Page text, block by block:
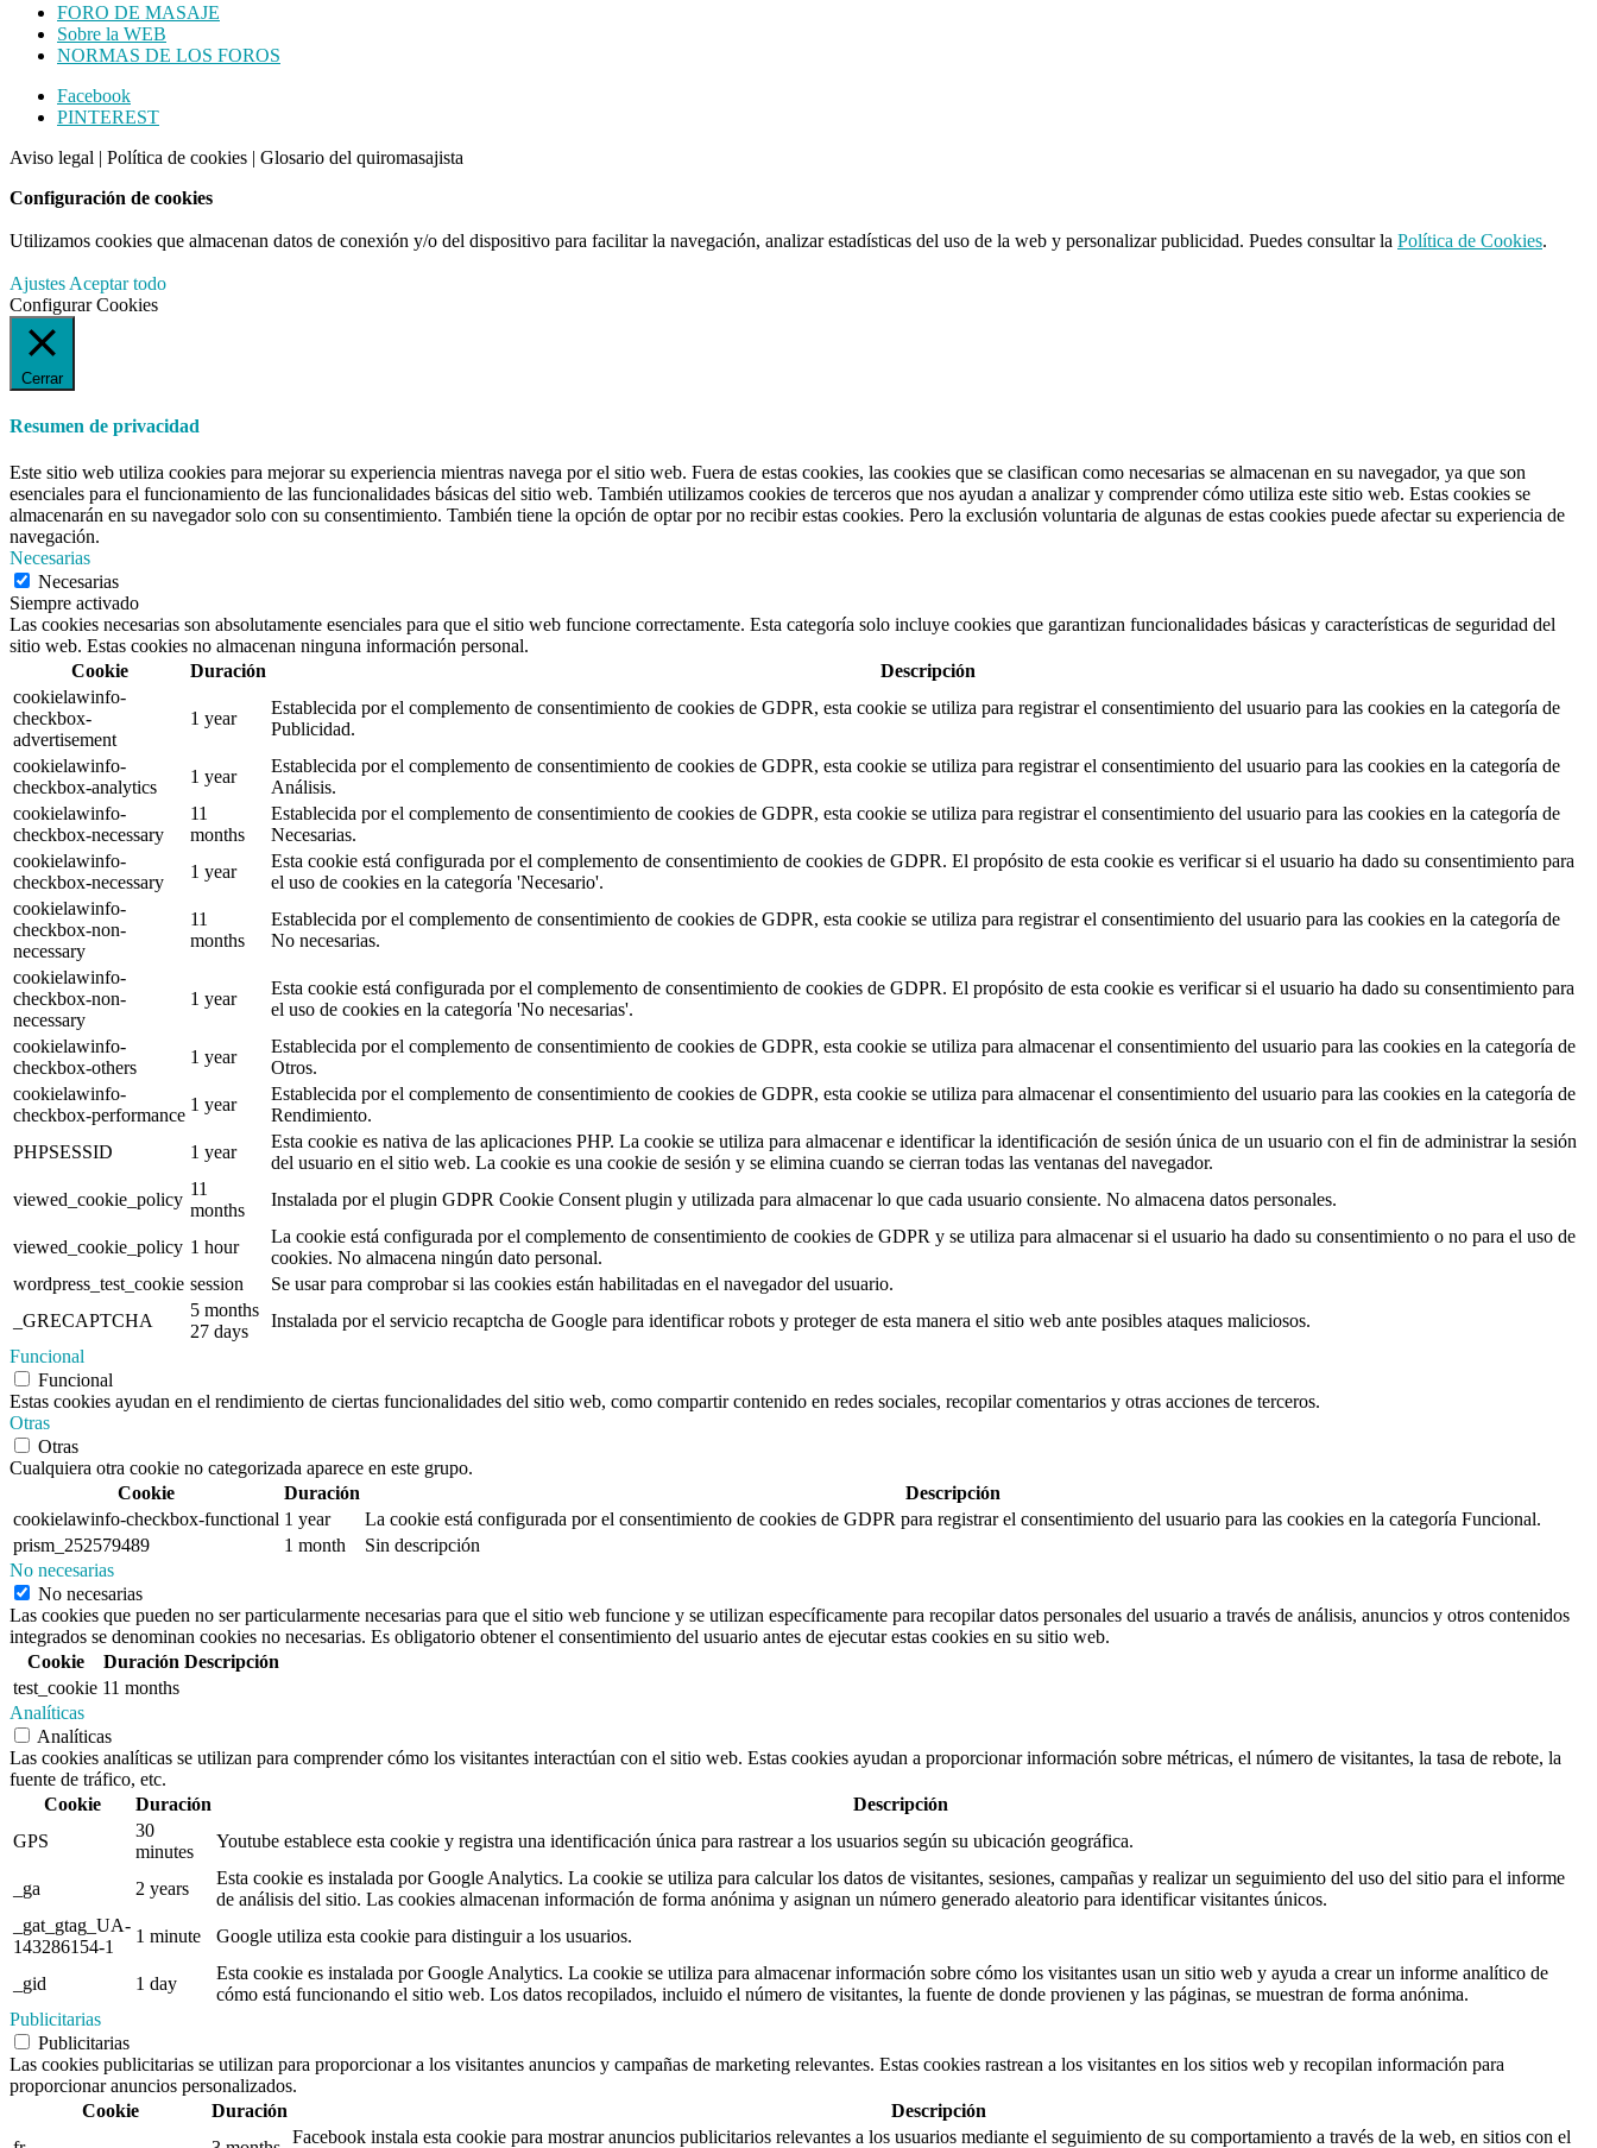
FORO DE MASAJE
Sobre la WEB
NORMAS DE LOS FOROS
Footer
CTA
Facebook
PINTEREST
Aviso legal | Política de cookies | Glosario del quiromasajista
Configuración de cookies
Utilizamos cookies que almacenan datos de conexión y/o del dispositivo para facilitar la navegación, analizar estadísticas del uso de la web y personalizar publicidad. Puedes consultar la Política de Cookies.
Ajustes Aceptar todo
Configurar Cookies
Cerrar
Resumen de privacidad
Este sitio web utiliza cookies para mejorar su experiencia mientras navega por el sitio web. Fuera de estas cookies, las cookies que se clasifican como necesarias se almacenan en su navegador, ya que son
esenciales para el funcionamiento de las funcionalidades básicas del sitio web. También utilizamos cookies de terceros que nos ayudan a analizar y comprender cómo utiliza este sitio web. Estas cookies se
almacenarán en su navegador solo con su consentimiento. También tiene la opción de optar por no recibir estas cookies. Pero la exclusión voluntaria de algunas de estas cookies puede afectar su experiencia de
navegación.
Necesarias
Necesarias
Siempre activado
Las cookies necesarias son absolutamente esenciales para que el sitio web funcione correctamente. Esta categoría solo incluye cookies que garantizan funcionalidades básicas y características de seguridad del
sitio web. Estas cookies no almacenan ninguna información personal.
Cookie
Duración
Descripción
cookielawinfo-
checkbox-
advertisement
1 year
Establecida por el complemento de consentimiento de cookies de GDPR, esta cookie se utiliza para registrar el consentimiento del usuario para las cookies en la categoría de
Publicidad.
cookielawinfo-
checkbox-analytics
1 year
Establecida por el complemento de consentimiento de cookies de GDPR, esta cookie se utiliza para registrar el consentimiento del usuario para las cookies en la categoría de
Análisis.
cookielawinfo-
checkbox-necessary
11
months
Establecida por el complemento de consentimiento de cookies de GDPR, esta cookie se utiliza para registrar el consentimiento del usuario para las cookies en la categoría de
Necesarias.
cookielawinfo-
checkbox-necessary
1 year
Esta cookie está configurada por el complemento de consentimiento de cookies de GDPR. El propósito de esta cookie es verificar si el usuario ha dado su consentimiento para
el uso de cookies en la categoría 'Necesario'.
cookielawinfo-
checkbox-non-
necessary
11
months
Establecida por el complemento de consentimiento de cookies de GDPR, esta cookie se utiliza para registrar el consentimiento del usuario para las cookies en la categoría de
No necesarias.
cookielawinfo-
checkbox-non-
necessary
1 year
Esta cookie está configurada por el complemento de consentimiento de cookies de GDPR. El propósito de esta cookie es verificar si el usuario ha dado su consentimiento para
el uso de cookies en la categoría 'No necesarias'.
cookielawinfo-
checkbox-others
1 year
Establecida por el complemento de consentimiento de cookies de GDPR, esta cookie se utiliza para almacenar el consentimiento del usuario para las cookies en la categoría de
Otros.
cookielawinfo-
checkbox-performance
1 year
Establecida por el complemento de consentimiento de cookies de GDPR, esta cookie se utiliza para almacenar el consentimiento del usuario para las cookies en la categoría de
Rendimiento.
PHPSESSID
1 year
Esta cookie es nativa de las aplicaciones PHP. La cookie se utiliza para almacenar e identificar la identificación de sesión única de un usuario con el fin de administrar la sesión
del usuario en el sitio web. La cookie es una cookie de sesión y se elimina cuando se cierran todas las ventanas del navegador.
viewed_cookie_policy
11
months
Instalada por el plugin GDPR Cookie Consent plugin y utilizada para almacenar lo que cada usuario consiente. No almacena datos personales.
viewed_cookie_policy 1 hour
La cookie está configurada por el complemento de consentimiento de cookies de GDPR y se utiliza para almacenar si el usuario ha dado su consentimiento o no para el uso de
cookies. No almacena ningún dato personal.
wordpress_test_cookie session
Se usar para comprobar si las cookies están habilitadas en el navegador del usuario.
_GRECAPTCHA
5 months
27 days
Instalada por el servicio recaptcha de Google para identificar robots y proteger de esta manera el sitio web ante posibles ataques maliciosos.
Funcional
Funcional
Estas cookies ayudan en el rendimiento de ciertas funcionalidades del sitio web, como compartir contenido en redes sociales, recopilar comentarios y otras acciones de terceros.
Otras
Otras
Cualquiera otra cookie no categorizada aparece en este grupo.
Cookie
Duración
Descripción
cookielawinfo-checkbox-functional 1 year
La cookie está configurada por el consentimiento de cookies de GDPR para registrar el consentimiento del usuario para las cookies en la categoría Funcional.
prism_252579489
1 month
Sin descripción
No necesarias
No necesarias
Las cookies que pueden no ser particularmente necesarias para que el sitio web funcione y se utilizan específicamente para recopilar datos personales del usuario a través de análisis, anuncios y otros contenidos
integrados se denominan cookies no necesarias. Es obligatorio obtener el consentimiento del usuario antes de ejecutar estas cookies en su sitio web.
Cookie
Duración Descripción
test_cookie 11 months
Analíticas
Analíticas
Las cookies analíticas se utilizan para comprender cómo los visitantes interactúan con el sitio web. Estas cookies ayudan a proporcionar información sobre métricas, el número de visitantes, la tasa de rebote, la
fuente de tráfico, etc.
Cookie
Duración
Descripción
GPS
30
minutes
Youtube establece esta cookie y registra una identificación única para rastrear a los usuarios según su ubicación geográfica.
_ga 2 years
Esta cookie es instalada por Google Analytics. La cookie se utiliza para calcular los datos de visitantes, sesiones, campañas y realizar un seguimiento del uso del sitio para el informe
de análisis del sitio. Las cookies almacenan información de forma anónima y asignan un número generado aleatorio para identificar visitantes únicos.
_gat_gtag_UA-
143286154-1
1 minute Google utiliza esta cookie para distinguir a los usuarios.
_gid 1 day
Esta cookie es instalada por Google Analytics. La cookie se utiliza para almacenar información sobre cómo los visitantes usan un sitio web y ayuda a crear un informe analítico de
cómo está funcionando el sitio web. Los datos recopilados, incluido el número de visitantes, la fuente de donde provienen y las páginas, se muestran de forma anónima.
Publicitarias
Publicitarias
Las cookies publicitarias se utilizan para proporcionar a los visitantes anuncios y campañas de marketing relevantes. Estas cookies rastrean a los visitantes en los sitios web y recopilan información para
proporcionar anuncios personalizados.
Cookie
Duración
Descripción
Facebook instala esta cookie para mostrar anuncios publicitarios relevantes a los usuarios mediante el seguimiento de su comportamiento a través de la web, en sitios con el